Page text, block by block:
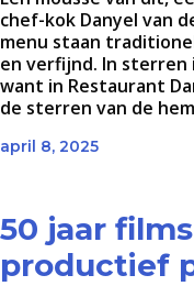
chef-kok Danyel van
menu staan
en verfijnd. In
want in Restaurant
de sterren van de
april 8, 2025
50 jaar
productief